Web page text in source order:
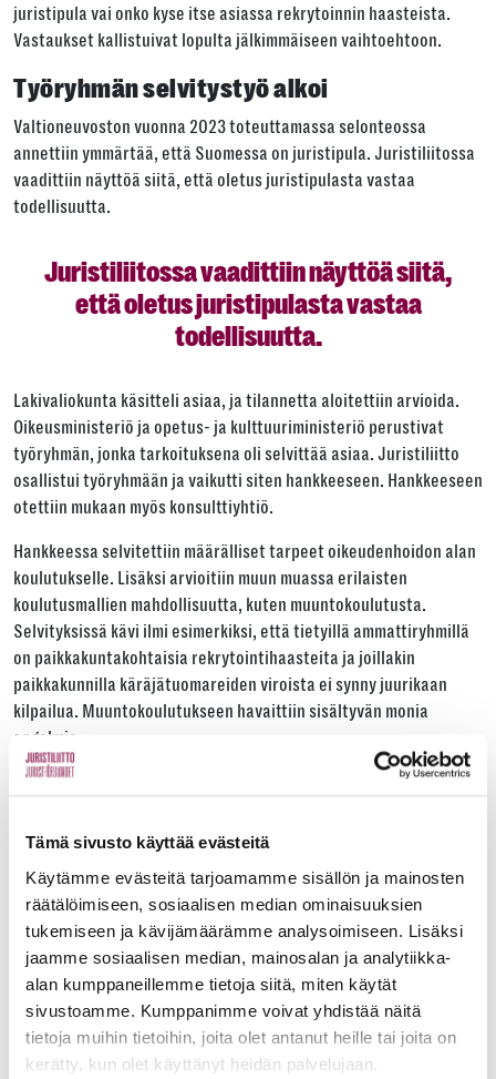
Tämä sivusto käyttää evästeitä
Käytämme evästeitä tarjoamamme sisällön ja mainosten
räätälöimiseen, sosiaalisen median ominaisuuksien
tukemiseen ja kävijämäärämme analysoimiseen. Lisäksi
jaamme sosiaalisen median, mainosalan ja analytiikka-
alan kumppaneillemme tietoja siitä, miten käytät
sivustoamme. Kumppanimme voivat yhdistää näitä
tietoja muihin tietoihin, joita olet antanut heille tai joita on
kerätty, kun olet käyttänyt heidän palvelujaan.
juristipula vai onko kyse itse asiassa rekrytoinnin haasteista.
Vastaukset kallistuivat lopulta jälkimmäiseen vaihtoehtoon.
Työryhmän selvitystyö alkoi
Valtioneuvoston vuonna 2023 toteuttamassa selonteossa
annettiin ymmärtää, että Suomessa on juristipula. Juristiliitossa
vaadittiin näyttöä siitä, että oletus juristipulasta vastaa
todellisuutta.
Juristiliitossa vaadittiin näyttöä siitä,
että oletus juristipulasta vastaa
todellisuutta.
Lakivaliokunta käsitteli asiaa, ja tilannetta aloitettiin arvioida.
Oikeusministeriö ja opetus- ja kulttuuriministeriö perustivat
työryhmän, jonka tarkoituksena oli selvittää asiaa. Juristiliitto
osallistui työryhmään ja vaikutti siten hankkeeseen. Hankkeeseen
otettiin mukaan myös konsulttiyhtiö.
Hankkeessa selvitettiin määrälliset tarpeet oikeudenhoidon alan
koulutukselle. Lisäksi arvioitiin muun muassa erilaisten
koulutusmallien mahdollisuutta, kuten muuntokoulutusta.
Selvityksissä kävi ilmi esimerkiksi, että tietyillä ammattiryhmillä
on paikkakuntakohtaisia rekrytointihaasteita ja joillakin
paikkakunnilla käräjätuomareiden viroista ei synny juurikaan
kilpailua. Muuntokoulutukseen havaittiin sisältyvän monia
ongelmia.
Puheet juristipulasta paljastuivat
Hanke päättyi toukokuun lopussa 2024. Hankkeen lopputulemana
selvisi muun muassa, että puheet juristipulasta olivat olleet
pitkälti liioiteltuja. Jo nykyisellä aloituspaikkamäärällä valmistuu
enemmän juristeja kuin eläköityy.
Hankkeessa tehdyn selvityksen mukaan vähäinen
aloituspaikkojen lisääminen voisi silti olla tarpeen.
Aloituspaikkojen lisääminen ei kuitenkaan auta, jos valmistuneet
juristit eivät siirry töihin niille paikkakunnille ja niihin tehtäviin,